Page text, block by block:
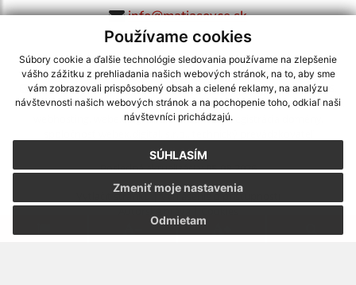
Používame cookies
Súbory cookie a ďalšie technológie sledovania používame na zlepšenie
vášho zážitku z prehliadania našich webových stránok, na to, aby sme
vám zobrazovali prispôsobený obsah a cielené reklamy, na analýzu
návštevnosti našich webových stránok a na pochopenie toho, odkiaľ naši
návštevníci prichádzajú.
SÚHLASÍM
Odmietam
Zmeniť moje nastavenia
info@matiasovce.sk
využite možnosť získavania aktuálnych informácií s využitím RSS
CMS systém (redakčný) systém ECHELON 2,Mapa stránok,web portál
webex.digital, s.r.o.,domény,registrácia domény
Posledná aktualizácia:05.08.2026
Vytlačiť stránku|Vyhlásenie o prístupnosti